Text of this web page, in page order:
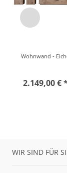
Wohnwand -
2.149,00 €
WIR SIND FÜR